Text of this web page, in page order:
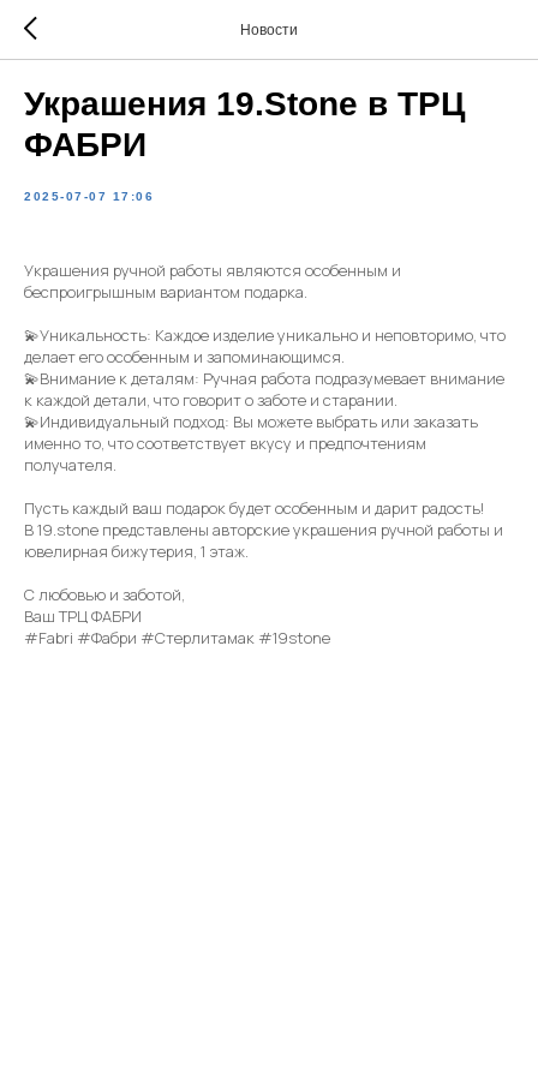
Новости
Украшения 19.Stone в ТРЦ
ФАБРИ
2025-07-07 17:06
Украшения ручной работы являются особенным и
беспроигрышным вариантом подарка.
💫Уникальность: Каждое изделие уникально и неповторимо, что
делает его особенным и запоминающимся.
💫Внимание к деталям: Ручная работа подразумевает внимание
к каждой детали, что говорит о заботе и старании.
💫Индивидуальный подход: Вы можете выбрать или заказать
именно то, что соответствует вкусу и предпочтениям
получателя.
Пусть каждый ваш подарок будет особенным и дарит радость!
В 19.stone представлены авторские украшения ручной работы и
ювелирная бижутерия, 1 этаж.
С любовью и заботой,
Ваш ТРЦ ФАБРИ
#Fabri #Фабри #Стерлитамак #19stone